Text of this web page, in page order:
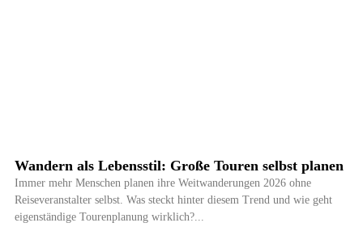
Wandern als Lebensstil: Große Touren selbst planen
Immer mehr Menschen planen ihre Weitwanderungen 2026 ohne
Reiseveranstalter selbst. Was steckt hinter diesem Trend und wie geht
eigenständige Tourenplanung wirklich?